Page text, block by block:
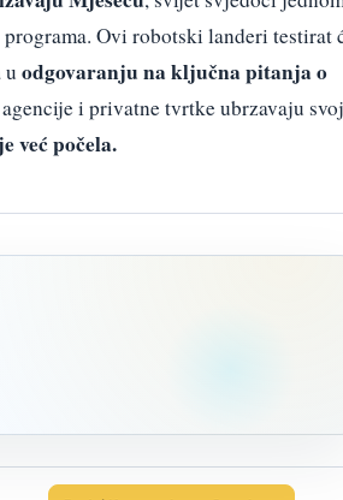
Ovi robotski landeri testirat
u odgovaranju na ključna pitanja o
i privatne tvrtke ubrzavaju
već počela.